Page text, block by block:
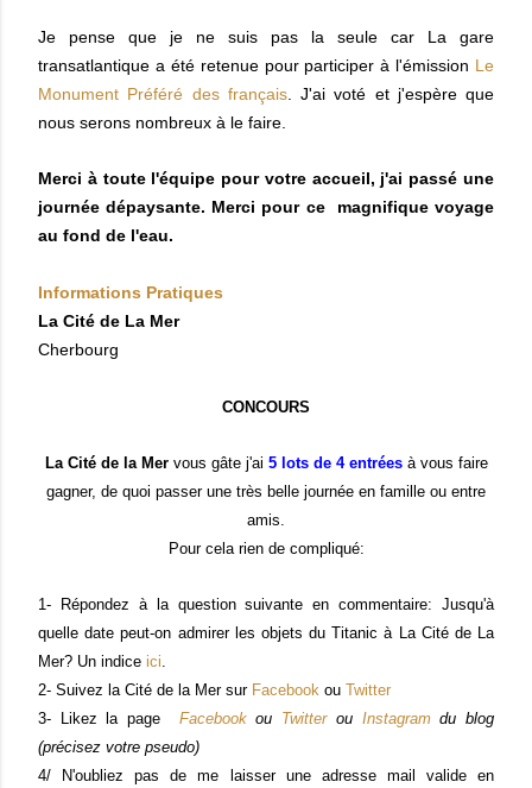
Je pense que je ne suis pas la seule car La gare
transatlantique a été retenue pour participer à l'émission Le
Monument Préféré des français. J'ai voté et j'espère que
nous serons nombreux à le faire.
Merci à toute l'équipe pour votre accueil, j'ai passé une
journée dépaysante. Merci pour ce magnifique voyage
au fond de l'eau.
Informations Pratiques
La Cité de La Mer
Cherbourg
CONCOURS
La Cité de la Mervous gâte j'ai 5 lots de 4 entréesà vous faire
gagner, de quoi passer une très belle journée en famille ou entre
amis.
Pour cela rien de compliqué:
1- Répondez à la question suivante en commentaire: Jusqu'à
quelle date peut-on admirer les objets du Titanic à La Cité de La
Mer? Un indice ici
2- Suivez la Cité de la Mer sur Facebook ou Twitter
3- Likez la page Facebookou Twitterou Instagramdu blog
(précisez votre pseudo)
4/ N'oubliez pas de me laisser une adresse mail valide en